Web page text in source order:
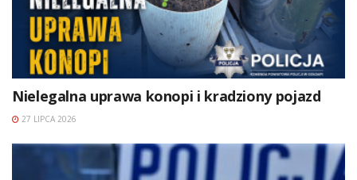
Nielegalna uprawa konopi i kradziony pojazd
27 LIPCA 2026